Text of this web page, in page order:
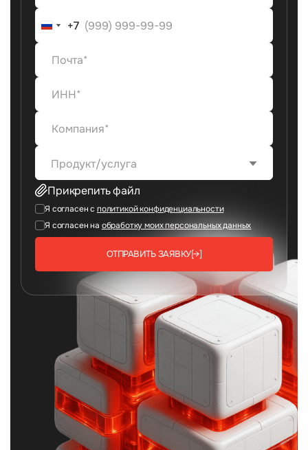
+7
+7
Продукт/услуга
Прикрепить файл
Я согласен с политикой конфиденциальности
Я согласен на обработку моих персональных данных
ОТПРАВИТЬ ЗАЯВКУ[→]